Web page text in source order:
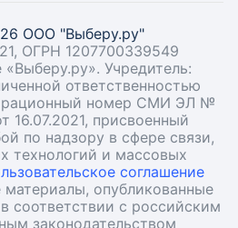
ООО "Выберу.ру"
ОГРН 1207700339549
Учредитель:
ответственностью
номер СМИ ЭЛ №
16.07.2021, присвоенный
по надзору в сфере связи,
технологий и массовых
соглашение
опубликованные
соответствии с российским
законодательством